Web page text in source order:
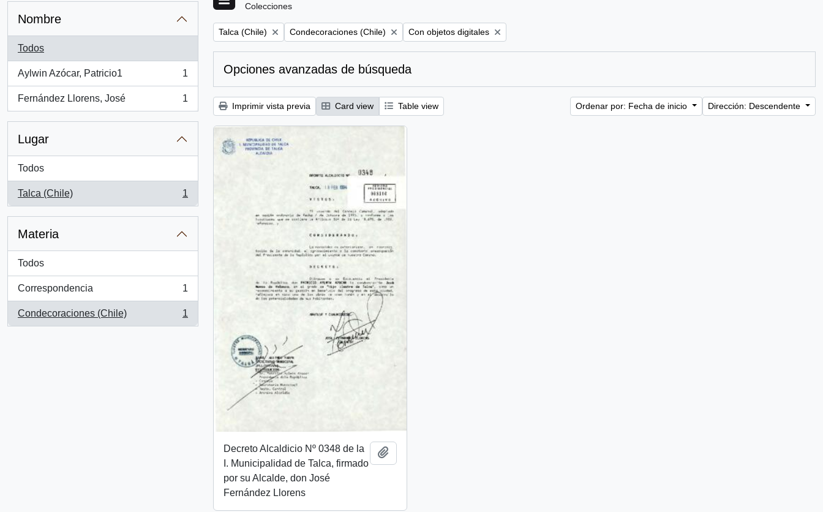
Nombre
Todos
Aylwin Azócar, Patricio1
, 1 resultados
1
Fernández Llorens, José
, 1 resultados
1
Lugar
Todos
Talca (Chile)
, 1 resultados
1
Materia
Todos
Correspondencia
, 1 resultados
1
Condecoraciones (Chile)
, 1 resultados
1
Colecciones
Remove filter:
Talca (Chile) Remove filter:
Condecoraciones (Chile) Remove filter:
Con objetos digitales
Opciones avanzadas de búsqueda
Imprimir vista previa Card view Table view Ordenar por: Fecha de inicio Dirección: Descendente
Decreto Alcaldicio Nº 0348 de la
I. Municipalidad de Talca, firmado
por su Alcalde, don José
Fernández Llorens